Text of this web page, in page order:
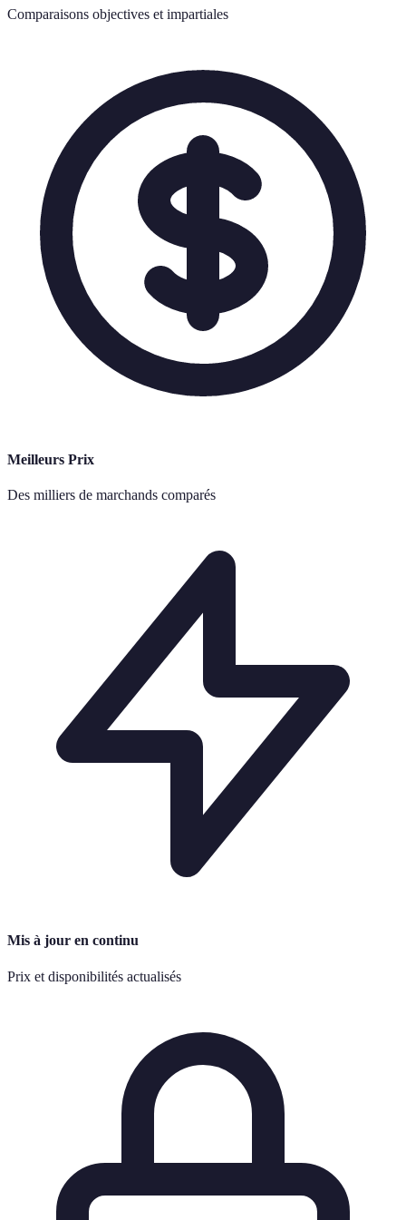
Comparaisons objectives et impartiales
Meilleurs Prix
Des milliers de marchands comparés
Mis à jour en continu
Prix et disponibilités actualisés